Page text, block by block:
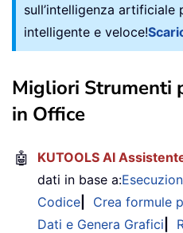
sull’intelligenza
intelligente e veloce!
Migliori Strumenti
in Office
🤖 KUTOOLS AI
dati in base a:
Codice
Crea formule
Dati e Genera Grafici